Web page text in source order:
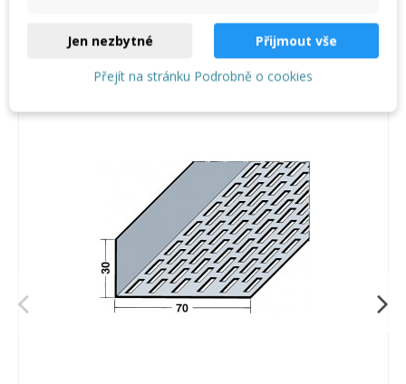
Mohlo by vás také zajímat
Jen nezbytné Přijmout vše
Přejít na stránku Podrobně o cookies